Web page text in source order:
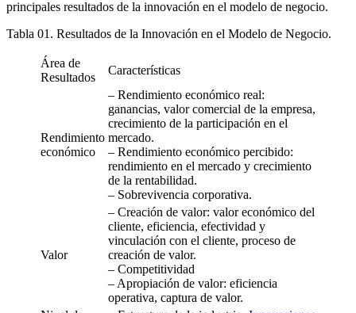
principales resultados de la innovación en el modelo de negocio.
Tabla 01. Resultados de la Innovación en el Modelo de Negocio.
Área de
Resultados
Características
Rendimiento
económico
– Rendimiento económico real:
ganancias, valor comercial de la empresa,
crecimiento de la participación en el
mercado.
– Rendimiento económico percibido:
rendimiento en el mercado y crecimiento
de la rentabilidad.
– Sobrevivencia corporativa.
Valor
– Creación de valor: valor económico del
cliente, eficiencia, efectividad y
vinculación con el cliente, proceso de
creación de valor.
– Competitividad
– Apropiación de valor: eficiencia
operativa, captura de valor.